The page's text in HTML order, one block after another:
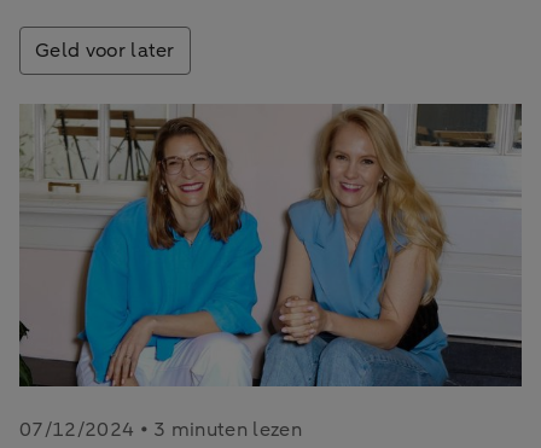
Geld voor later
07/12/2024 • 3 minuten lezen